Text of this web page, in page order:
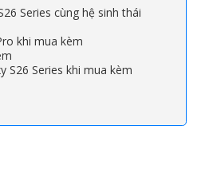
Series cùng hệ sinh thái
khi mua kèm
S26 Series khi mua kèm